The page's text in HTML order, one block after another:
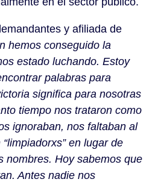
y afiliada de
hemos conseguido la
estado luchando. Estoy
palabras para
significa para nosotras
tiempo nos trataron como
ignoraban, nos faltaban al
en lugar de
nombres. Hoy sabemos que
Antes nadie nos